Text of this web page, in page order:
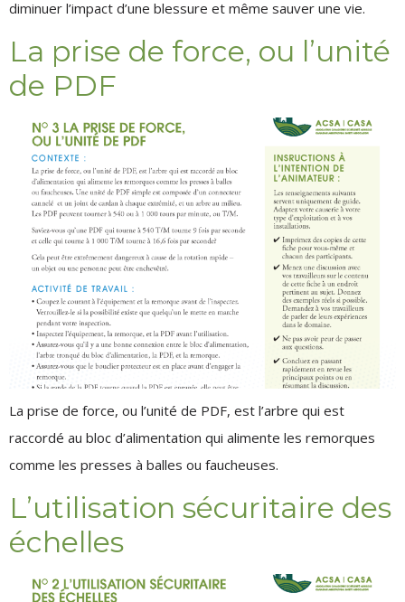
diminuer l’impact d’une blessure et même sauver une vie.
La prise de force, ou l’unité
de PDF
La prise de force, ou l’unité de PDF, est l’arbre qui est
raccordé au bloc d’alimentation qui alimente les remorques
comme les presses à balles ou faucheuses.
L’utilisation sécuritaire des
échelles